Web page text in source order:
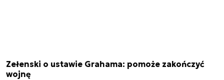
Zełenski o ustawie Grahama: pomoże zakończyć
wojnę